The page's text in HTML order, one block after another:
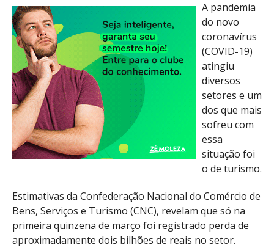
A pandemia
do novo
coronavírus
(COVID-19)
atingiu
diversos
setores e um
dos que mais
sofreu com
essa
situação foi
o de turismo.
Estimativas da Confederação Nacional do Comércio de
Bens, Serviços e Turismo (CNC), revelam que só na
primeira quinzena de março foi registrado perda de
aproximadamente dois bilhões de reais no setor.